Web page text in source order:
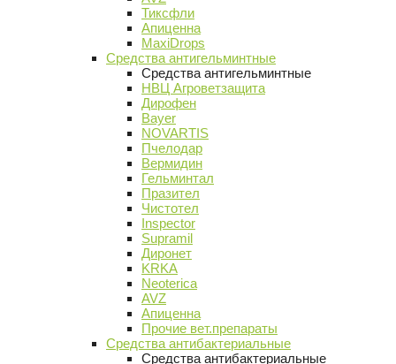
Тиксфли
Апиценна
MaxiDrops
Средства антигельминтные
Средства антигельминтные
НВЦ Агроветзащита
Дирофен
Bayer
NOVARTIS
Пчелодар
Вермидин
Гельминтал
Празител
Чистотел
Inspector
Supramil
Диронет
KRKA
Neoterica
AVZ
Апиценна
Прочие вет.препараты
Средства антибактериальные
Средства антибактериальные